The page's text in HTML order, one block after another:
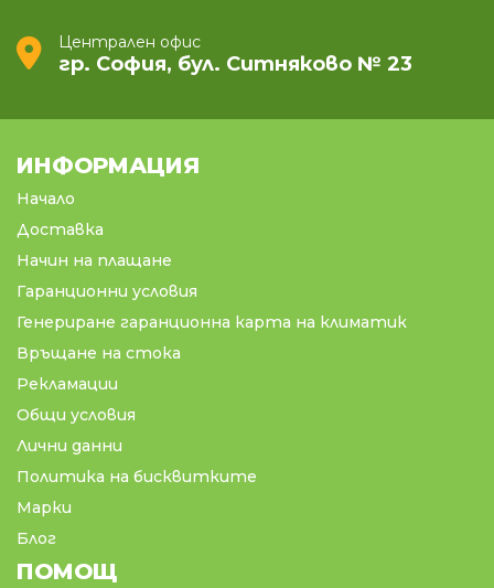
Централен офис
гр. София, бул. Ситняково № 23
ИНФОРМАЦИЯ
Начало
Доставка
Начин на плащане
Гаранционни условия
Генериране гаранционна карта на климатик
Връщане на стока
Рекламации
Общи условия
Лични данни
Политика на бисквитките
Марки
Блог
ПОМОЩ